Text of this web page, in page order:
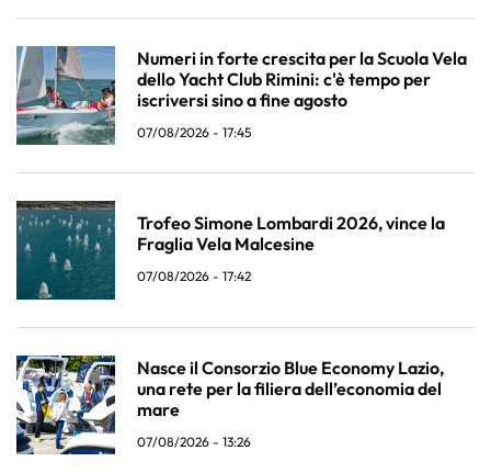
Numeri in forte crescita per la Scuola Vela
dello Yacht Club Rimini: c'è tempo per
iscriversi sino a fine agosto
07/08/2026 - 17:45
Trofeo Simone Lombardi 2026, vince la
Fraglia Vela Malcesine
07/08/2026 - 17:42
Nasce il Consorzio Blue Economy Lazio,
una rete per la filiera dell’economia del
mare
07/08/2026 - 13:26